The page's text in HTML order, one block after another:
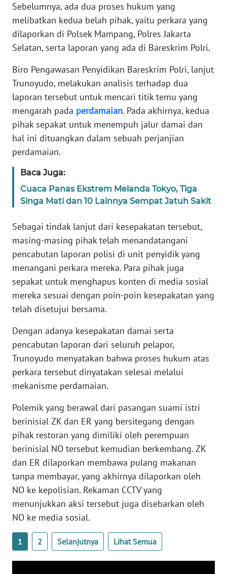
Sebelumnya, ada dua proses hukum yang
melibatkan kedua belah pihak, yaitu perkara yang
dilaporkan di Polsek Mampang, Polres Jakarta
Selatan, serta laporan yang ada di Bareskrim Polri.
Biro Pengawasan Penyidikan Bareskrim Polri, lanjut
Trunoyudo, melakukan analisis terhadap dua
laporan tersebut untuk mencari titik temu yang
mengarah pada perdamaian. Pada akhirnya, kedua
pihak sepakat untuk menempuh jalur damai dan
hal ini dituangkan dalam sebuah perjanjian
perdamaian.
Baca Juga:
Cuaca Panas Ekstrem Melanda Tokyo, Tiga
Singa Mati dan 10 Lainnya Sempat Jatuh Sakit
Sebagai tindak lanjut dari kesepakatan tersebut,
masing-masing pihak telah menandatangani
pencabutan laporan polisi di unit penyidik yang
menangani perkara mereka. Para pihak juga
sepakat untuk menghapus konten di media sosial
mereka sesuai dengan poin-poin kesepakatan yang
telah disetujui bersama.
Dengan adanya kesepakatan damai serta
pencabutan laporan dari seluruh pelapor,
Trunoyudo menyatakan bahwa proses hukum atas
perkara tersebut dinyatakan selesai melalui
mekanisme perdamaian.
Polemik yang berawal dari pasangan suami istri
berinisial ZK dan ER yang bersitegang dengan
pihak restoran yang dimiliki oleh perempuan
berinisial NO tersebut kemudian berkembang. ZK
dan ER dilaporkan membawa pulang makanan
tanpa membayar, yang akhirnya dilaporkan oleh
NO ke kepolisian. Rekaman CCTV yang
menunjukkan aksi tersebut juga disebarkan oleh
NO ke media sosial.
1 2 Selanjutnya Lihat Semua
SUMUT
WN
WN
JABAR
WN
BANTEN
NTT
WN
WN
PAPUA
WN
PAPUA
BARAT
RIAU
WN
SERAMBI
JAMBI
WN
SULTRA
WN
NTB
WN
SULBAR